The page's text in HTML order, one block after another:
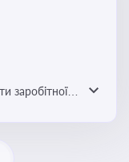
заробітної